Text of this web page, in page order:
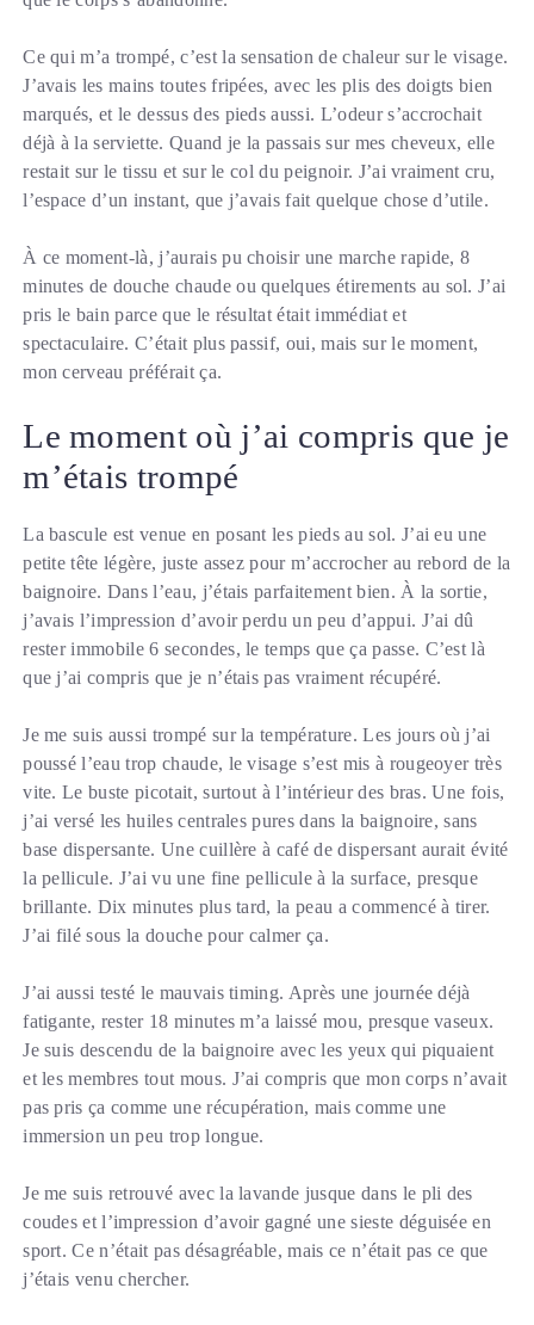
Ce qui m’a trompé, c’est la sensation de chaleur sur le visage.
J’avais les mains toutes fripées, avec les plis des doigts bien
marqués, et le dessus des pieds aussi. L’odeur s’accrochait
déjà à la serviette. Quand je la passais sur mes cheveux, elle
restait sur le tissu et sur le col du peignoir. J’ai vraiment cru,
l’espace d’un instant, que j’avais fait quelque chose d’utile.
À ce moment-là, j’aurais pu choisir une marche rapide, 8
minutes de douche chaude ou quelques étirements au sol. J’ai
pris le bain parce que le résultat était immédiat et
spectaculaire. C’était plus passif, oui, mais sur le moment,
mon cerveau préférait ça.
Le moment où j’ai compris que je
m’étais trompé
La bascule est venue en posant les pieds au sol. J’ai eu une
petite tête légère, juste assez pour m’accrocher au rebord de la
baignoire. Dans l’eau, j’étais parfaitement bien. À la sortie,
j’avais l’impression d’avoir perdu un peu d’appui. J’ai dû
rester immobile 6 secondes, le temps que ça passe. C’est là
que j’ai compris que je n’étais pas vraiment récupéré.
Je me suis aussi trompé sur la température. Les jours où j’ai
poussé l’eau trop chaude, le visage s’est mis à rougeoyer très
vite. Le buste picotait, surtout à l’intérieur des bras. Une fois,
j’ai versé les huiles centrales pures dans la baignoire, sans
base dispersante. Une cuillère à café de dispersant aurait évité
la pellicule. J’ai vu une fine pellicule à la surface, presque
brillante. Dix minutes plus tard, la peau a commencé à tirer.
J’ai filé sous la douche pour calmer ça.
J’ai aussi testé le mauvais timing. Après une journée déjà
fatigante, rester 18 minutes m’a laissé mou, presque vaseux.
Je suis descendu de la baignoire avec les yeux qui piquaient
et les membres tout mous. J’ai compris que mon corps n’avait
pas pris ça comme une récupération, mais comme une
immersion un peu trop longue.
Je me suis retrouvé avec la lavande jusque dans le pli des
coudes et l’impression d’avoir gagné une sieste déguisée en
sport. Ce n’était pas désagréable, mais ce n’était pas ce que
j’étais venu chercher.